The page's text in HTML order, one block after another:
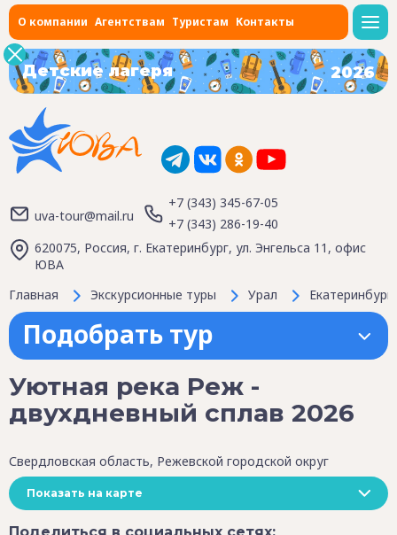
О компании Агентствам Туристам Контакты
Детские лагеря 2026
uva-tour@mail.ru
+7 (343) 345-67-05
+7 (343) 286-19-40
620075, Россия, г. Екатеринбург, ул. Энгельса 11, офис
ЮВА
Главная
Экскурсионные туры Урал Екатеринбург
Подобрать тур
Уютная река Реж -
двухдневный сплав 2026
Свердловская область, Режевской городской округ
Показать на карте